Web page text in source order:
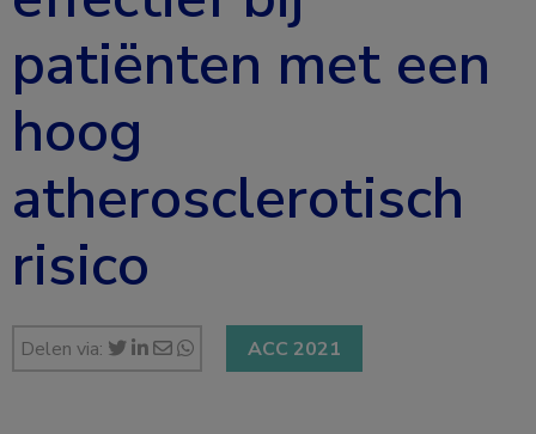
patiënten met een
hoog
atherosclerotisch
risico
Delen via: ACC 2021